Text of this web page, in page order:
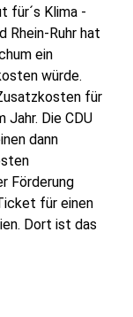
für´s Klima -
Rhein-Ruhr hat
ein
würde.
für
Jahr. Die CDU
dann
Förderung
für einen
Dort ist das